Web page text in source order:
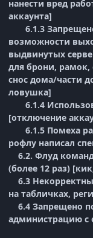
нанести вред
аккаунта]
6.1.3 Запрещено
возможности
выдвинутых
для брони, рамок,
снос дома/части
ловушка]
6.1.4
[отключение
6.1.5 Помеха
рофлу написал
6.2. Флуд
(более 12 раз)
6.3
на табличках,
6.4 Запрещено
администрацию с